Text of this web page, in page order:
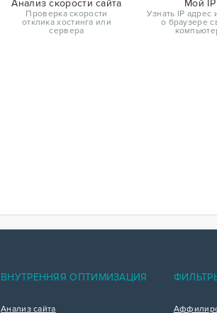
Анализ скорости сайта
Проверка скорости
отклика хостинга или
сервера
Мой IP
Узнать IP адрес
о браузере
ВНУТРЕННЯЯ ОПТИМИЗАЦИЯ
Анализ сайта